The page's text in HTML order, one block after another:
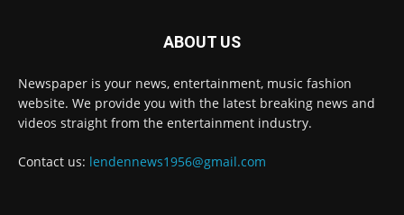
ABOUT US
Newspaper is your news, entertainment, music fashion
website. We provide you with the latest breaking news and
videos straight from the entertainment industry.
Contact us: lendennews1956@gmail.com